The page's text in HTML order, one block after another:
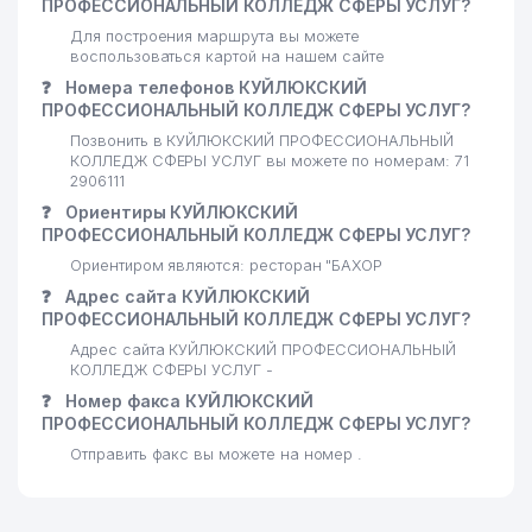
28 FARIDA KOMMUNAL ТЧСЖ 481 м
29 СОБИТОВ А.Т ИндП 489 м
30 TASIS KOMMUNAL LYUKS ТЧСЖ 507 м
31 INTEK ООО 521 м
32 DENTAL OPTIMA ООО
ДЕТСКИЙ САД №489 (ЧАРОС)
34 ОТДЕЛЕНИЕ СВЯЗИ №198
35
MAXKAM KOMMUNAL SERVIS
ТЧСЖ
558 м
36 ДЕТСКИЙ САД № 32
37 PROMEAT GROUP CORP ООО
ПРОФЕССИОНАЛЬНЫЙ КОЛЛЕДЖ СФЕРЫ УСЛУГ?
Для построения маршрута вы можете
воспользоваться картой на нашем сайте
❓
Номера телефонов КУЙЛЮКСКИЙ
ПРОФЕССИОНАЛЬНЫЙ КОЛЛЕДЖ СФЕРЫ УСЛУГ?
Позвонить в КУЙЛЮКСКИЙ ПРОФЕССИОНАЛЬНЫЙ
КОЛЛЕДЖ СФЕРЫ УСЛУГ вы можете по номерам: 71
2906111
❓
Ориентиры КУЙЛЮКСКИЙ
ПРОФЕССИОНАЛЬНЫЙ КОЛЛЕДЖ СФЕРЫ УСЛУГ?
Ориентиром являются: ресторан "БАХОР
❓
Адрес сайта КУЙЛЮКСКИЙ
ПРОФЕССИОНАЛЬНЫЙ КОЛЛЕДЖ СФЕРЫ УСЛУГ?
Адрес сайта КУЙЛЮКСКИЙ ПРОФЕССИОНАЛЬНЫЙ
КОЛЛЕДЖ СФЕРЫ УСЛУГ -
❓
Номер факса КУЙЛЮКСКИЙ
ПРОФЕССИОНАЛЬНЫЙ КОЛЛЕДЖ СФЕРЫ УСЛУГ?
Отправить факс вы можете на номер .